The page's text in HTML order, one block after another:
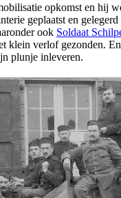
opkomst en hij
geplaatst en gelegerd
ook Soldaat
klein verlof gezonden.
plunje inleveren.